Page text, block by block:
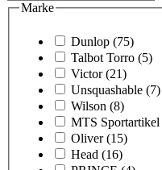
Marke
Dunlop (75)
Talbot Torro (5)
Victor (21)
Unsquashable (7)
Wilson (8)
MTS Sportartikel
Oliver (15)
Head (16)